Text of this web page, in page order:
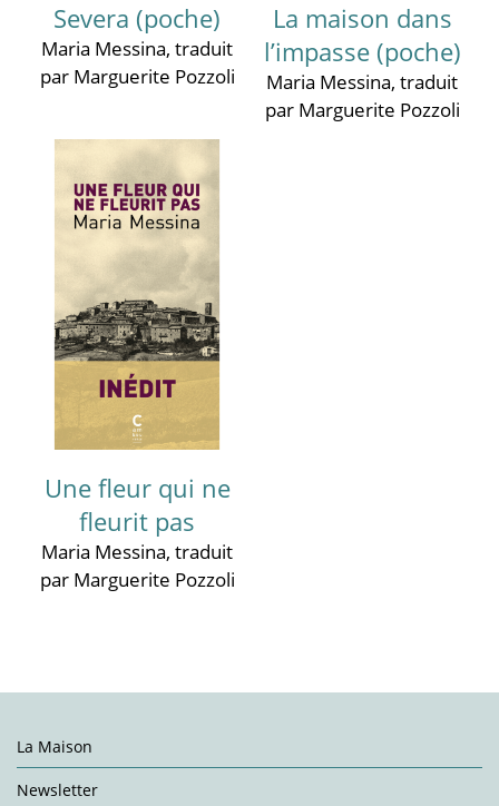
Severa (poche)
Maria Messina, traduit
par Marguerite Pozzoli
La maison dans
l’impasse (poche)
Maria Messina, traduit
par Marguerite Pozzoli
Une fleur qui ne
fleurit pas
Maria Messina, traduit
par Marguerite Pozzoli
La Maison
Newsletter